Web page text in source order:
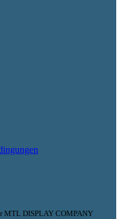
MTL DISPLAY COMPANY